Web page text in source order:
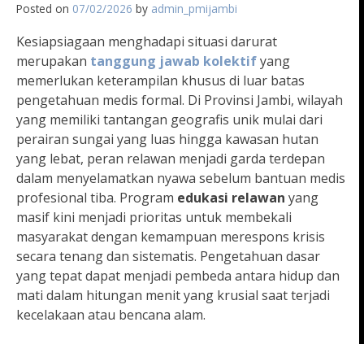
Posted on 07/02/2026 by admin_pmijambi
Kesiapsiagaan menghadapi situasi darurat
merupakan tanggung jawab kolektifyang
memerlukan keterampilan khusus di luar batas
pengetahuan medis formal. Di Provinsi Jambi, wilayah
yang memiliki tantangan geografis unik mulai dari
perairan sungai yang luas hingga kawasan hutan
yang lebat, peran relawan menjadi garda terdepan
dalam menyelamatkan nyawa sebelum bantuan medis
profesional tiba. Program edukasi relawan yang
masif kini menjadi prioritas untuk membekali
masyarakat dengan kemampuan merespons krisis
secara tenang dan sistematis. Pengetahuan dasar
yang tepat dapat menjadi pembeda antara hidup dan
mati dalam hitungan menit yang krusial saat terjadi
kecelakaan atau bencana alam.